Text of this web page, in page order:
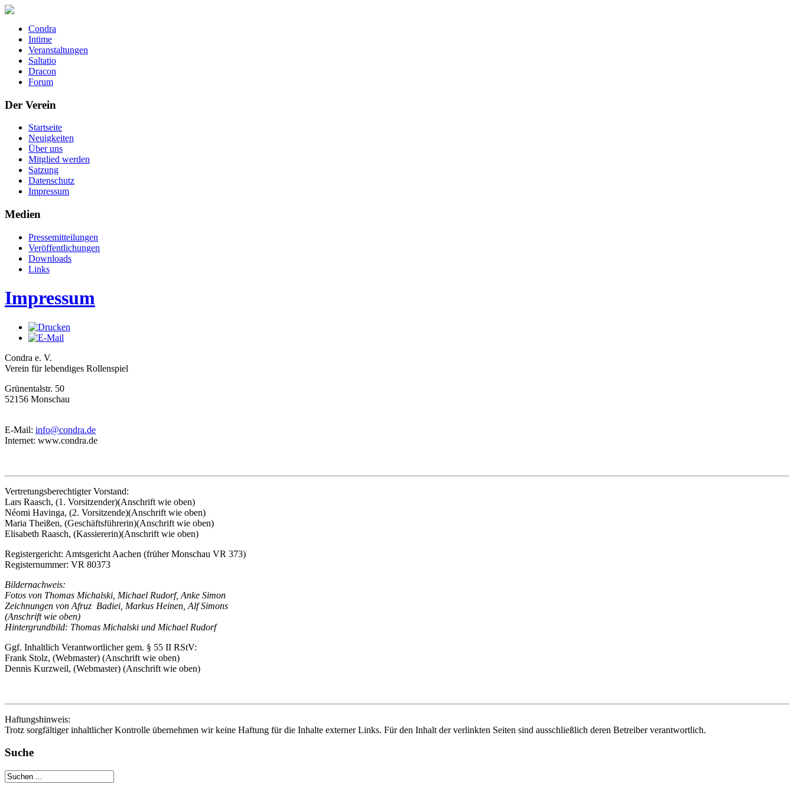
Condra
Intime
Veranstaltungen
Saltatio
Dracon
Forum
Der Verein
Startseite
Neuigkeiten
Über uns
Mitglied werden
Satzung
Datenschutz
Impressum
Medien
Pressemitteilungen
Veröffentlichungen
Downloads
Links
Impressum
Condra e. V.
Verein für lebendiges Rollenspiel
Grünentalstr. 50
52156 Monschau
E-Mail: info@condra.de
Internet: www.condra.de
Vertretungsberechtigter Vorstand:
Lars Raasch, (1. Vorsitzender)(Anschrift wie oben)
Néomi Havinga, (2. Vorsitzende)(Anschrift wie oben)
Maria Theißen, (Geschäftsführerin)(Anschrift wie oben)
Elisabeth Raasch, (Kassiererin)(Anschrift wie oben)
Registergericht: Amtsgericht Aachen (früher Monschau VR 373)
Registernummer: VR 80373
Bildernachweis:
Fotos von Thomas Michalski, Michael Rudorf, Anke Simon
Zeichnungen von Afruz Badiei, Markus Heinen, Alf Simons
(Anschrift wie oben)
Hintergrundbild: Thomas Michalski und Michael Rudorf
Ggf. Inhaltlich Verantwortlicher gem. § 55 II RStV:
Frank Stolz, (Webmaster) (Anschrift wie oben)
Dennis Kurzweil, (Webmaster) (Anschrift wie oben)
Haftungshinweis:
Trotz sorgfältiger inhaltlicher Kontrolle übernehmen wir keine Haftung für die Inhalte externer Links. Für den Inhalt der verlinkten Seiten sind ausschließlich deren Betreiber verantwortlich.
Suche